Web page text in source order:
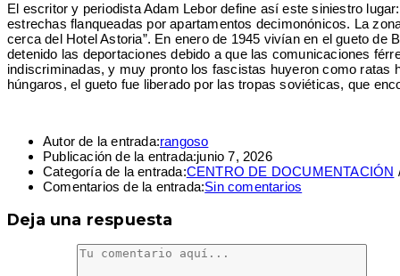
El escritor y periodista Adam Lebor define así este siniestro
estrechas flanqueadas por apartamentos decimonónicos. La
cerca del Hotel Astoria”. En enero de 1945 vivían en el gueto
detenido las deportaciones debido a que las comunicaciones
indiscriminadas, y muy pronto los fascistas huyeron como ratas
húngaros, el gueto fue liberado por las tropas soviéticas, que
Autor de la entrada:rangoso
Publicación de la entrada:junio 7, 2026
Categoría de la entrada:CENTRO DE DOCUMENTACIÓN
Comentarios de la entrada:Sin comentarios
Deja una respuesta